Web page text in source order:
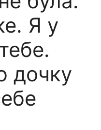
Я у
дочку